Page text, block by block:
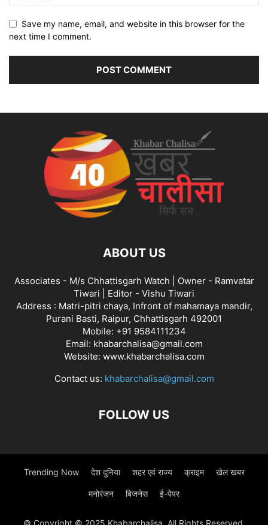
Save my name, email, and website in this browser for the
next time I comment.
ABOUT US
Associates - M/s Chhattisgarh Watch | Owner - Ramvatar
Tiwari | Editor - Vishu Tiwari
Address : Matri-pitri chaya, Infront of mahamaya mandir,
Purani Basti, Raipur, Chhattisgarh 492001
Mobile: +91 9584111234
Email: khabarchalisa@gmail.com
Website: www.khabarchalisa.com
Contact us: khabarchalisa@gmail.com
FOLLOW US
Trending Now देश दुनिया शहर एवं राज्य क्राइम खेल खबर
मनोरंजन बिजनेस ई-पेपर
© Copyright © 2025 Khabarchalisa. All Rights Reserved.